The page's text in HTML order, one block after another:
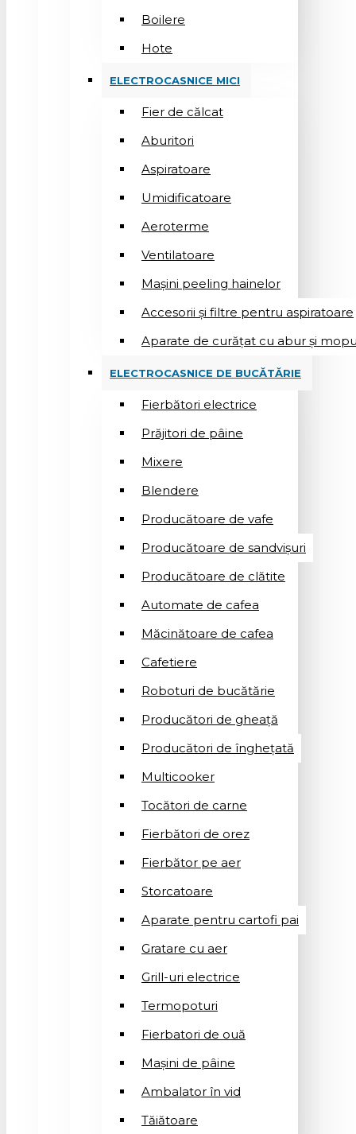
Boilere
Hote
ELECTROCASNICE MICI
Fier de călcat
Aburitori
Aspiratoare
Umidificatoare
Aeroterme
Ventilatoare
Mașini peeling hainelor
Accesorii și filtre pentru aspiratoare
Aparate de curățat cu abur și
ELECTROCASNICE DE BUCĂTĂRIE
Fierbători electrice
Prăjitori de pâine
Mixere
Blendere
Producătoare de vafe
Producătoare de sandvişuri
Producătoare de clătite
Automate de cafea
Măcinătoare de cafea
Cafetiere
Roboturi de bucătărie
Producători de gheață
Producători de înghețată
Multicooker
Tocători de carne
Fierbători de orez
Fierbător pe aer
Storcatoare
Aparate pentru cartofi pai
Gratare cu aer
Grill-uri electrice
Termopoturi
Fierbatori de ouă
Mașini de pâine
Ambalator în vid
Tăiătoare